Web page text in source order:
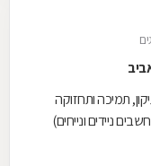
תמיכה ותחזוקה
ניידים ונייחים)